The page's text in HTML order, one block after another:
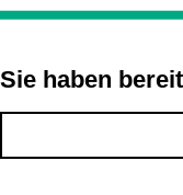
Sie haben